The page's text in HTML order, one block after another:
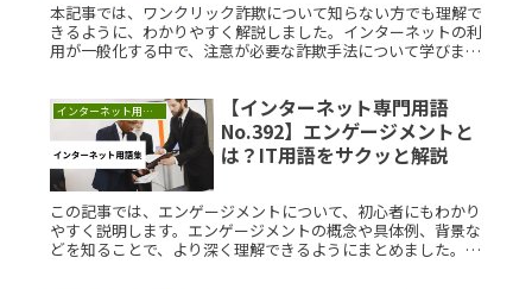
本記事では、ワンクリック詐欺について知らない方でも理解で
きるように、わかりやすく解説しました。インターネットの利
用が一般化する中で、注意が必要な詐欺手法について学びまし
インターネット用語集
【インターネット専門用語
No.392】エンゲージメントと
は？IT用語をサクッと解説
この記事では、エンゲージメントについて、初心者にもわかり
やすく説明します。エンゲージメントの概念や具体例、背景な
どを知ることで、より深く理解できるようにまとめました。エ